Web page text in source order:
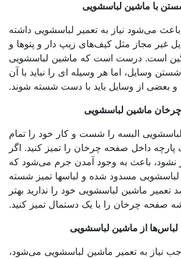
ماشین لباسشویی
می‌شود نیاز به تعمیر لباسشویی داشته
مجاز مثل کیف‌های زیپ دار و پتوها و
است. درست است که ماشین لباسشویی
اما هر وسیله ای را نباید با آن
از وسایل باید با دست شسته شوند.
ماشین لباسشویی
البسه را شست و کار خود را تمام
داخل صفحه چرخان را تمیز کنید. اگر
باعث به وجود آمدن جرم می‌شود که
مسدود شده و لباسها تمیز شسته
ماشین لباسشویی خود را ندارید بهتر
چرخان را با یک دستمال تمیز کنید.
از ماشین لباسشویی
به تعمیر ماشین لباسشویی می‌شود،